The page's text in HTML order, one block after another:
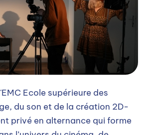
Ecole supérieure des
du son et de la création 2D-
privé en alternance qui forme